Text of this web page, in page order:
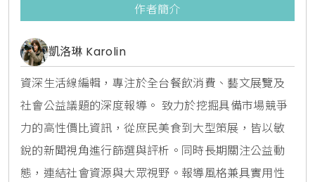
作者簡介
凱洛琳 Karolin
資深生活線編輯，專注於全台餐飲消費、藝文展覽及
社會公益議題的深度報導。 致力於挖掘具備市場競爭
力的高性價比資訊，從庶民美食到大型策展，皆以敏
銳的新聞視角進行篩選與評析。同時長期關注公益動
態，連結社會資源與大眾視野。報導風格兼具實用性